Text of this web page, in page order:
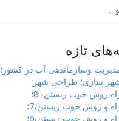
تازه
وسازماندهی آب در کشور؛
سازی؛ طراحی شهر:
روش خوب زیستن، 8؛
و روش خوب زیستن،7؛
و روش خوب زیستن،6؛